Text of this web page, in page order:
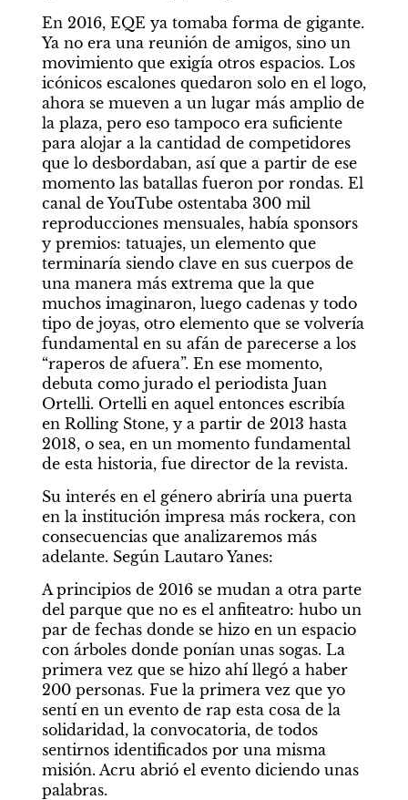
En 2016, EQE ya tomaba forma de gigante.
Ya no era una reunión de amigos, sino un
movimiento que exigía otros espacios. Los
icónicos escalones quedaron solo en el logo,
ahora se mueven a un lugar más amplio de
la plaza, pero eso tampoco era suficiente
para alojar a la cantidad de competidores
que lo desbordaban, así que a partir de ese
momento las batallas fueron por rondas. El
canal de YouTube ostentaba 300 mil
reproducciones mensuales, había sponsors
y premios: tatuajes, un elemento que
terminaría siendo clave en sus cuerpos de
una manera más extrema que la que
muchos imaginaron, luego cadenas y todo
tipo de joyas, otro elemento que se volvería
fundamental en su afán de parecerse a los
“raperos de afuera”. En ese momento,
debuta como jurado el periodista Juan
Ortelli. Ortelli en aquel entonces escribía
en Rolling Stone, y a partir de 2013 hasta
2018, o sea, en un momento fundamental
de esta historia, fue director de la revista.
Su interés en el género abriría una puerta
en la institución impresa más rockera, con
consecuencias que analizaremos más
adelante. Según Lautaro Yanes:
A principios de 2016 se mudan a otra parte
del parque que no es el anfiteatro: hubo un
par de fechas donde se hizo en un espacio
con árboles donde ponían unas sogas. La
primera vez que se hizo ahí llegó a haber
200 personas. Fue la primera vez que yo
sentí en un evento de rap esta cosa de la
solidaridad, la convocatoria, de todos
sentirnos identificados por una misma
misión. Acru abrió el evento diciendo unas
palabras.